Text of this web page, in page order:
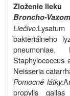
Zloženie lieku
Broncho-
Liečivo:
bakteriálneho
Staphylococcus
Neisseria
Pomocné látky:
propylis